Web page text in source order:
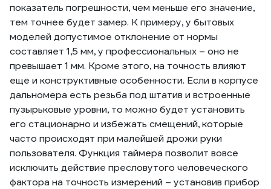
показатель погрешности, чем меньше его значение,
тем точнее будет замер. К примеру, у бытовых
моделей допустимое отклонение от нормы
составляет 1,5 мм, у профессиональных – оно не
превышает 1 мм. Кроме этого, на точность влияют
еще и конструктивные особенности. Если в корпусе
дальномера есть резьба под штатив и встроенные
пузырьковые уровни, то можно будет установить
его стационарно и избежать смещений, которые
часто происходят при малейшей дрожи руки
пользователя. Функция таймера позволит вовсе
исключить действие пресловутого человеческого
фактора на точность измерений – установив прибор